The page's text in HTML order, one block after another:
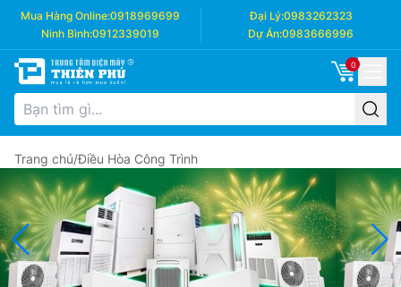
Mua Hàng Online:0918969699 Đại Lý:0983262323
Ninh Bình:0912339019 Dự Án:0983666996
0
Trang chủ/Điều Hòa Công Trình